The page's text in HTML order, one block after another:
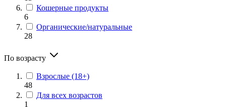
Кошерные продукты
6
Органические/натуральные
28
По возрасту
Взрослые (18+)
48
Для всех возрастов
1